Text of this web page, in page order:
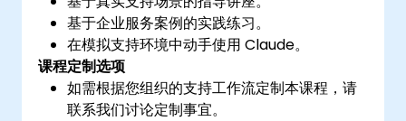
基于企业服务案例的实践练习。
在模拟支持环境中动手使用 Claude。
课程定制选项
如需根据您组织的支持工作流定制本课程，请
联系我们讨论定制事宜。